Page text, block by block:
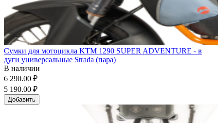
Сумки для мотоцикла KTM 1290 SUPER ADVENTURE - в
дуги универсальные Strada (пара)
В наличии
6 290.00 ₽
5 190.00 ₽
Добавить